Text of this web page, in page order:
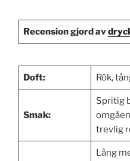
Recension gjord av
Doft: Rök,
Smak:
Spritig
trevlig
Lång